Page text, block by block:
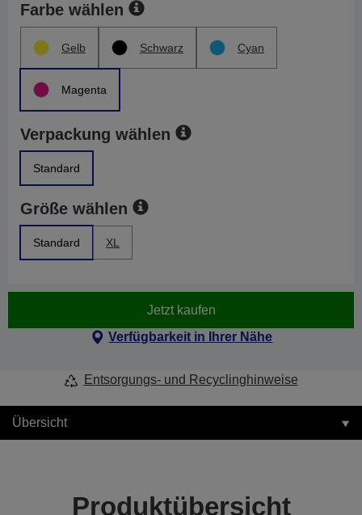
Farbe wählen
Gelb Schwarz Cyan
Magenta
Verpackung wählen
Standard
Größe wählen
Standard XL
Jetzt kaufen
Verfügbarkeit in Ihrer Nähe
Entsorgungs- und Recyclinghinweise
Übersicht
Produktübersicht